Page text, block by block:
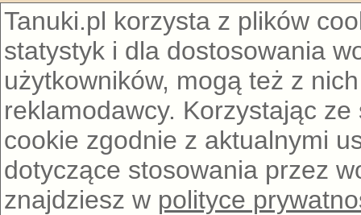
Tanuki.pl korzysta z plików
statystyk i dla dostosowania
użytkowników, mogą też z
reklamodawcy. Korzystając
cookie zgodnie z aktualnymi
dotyczące stosowania przez
znajdziesz w polityce